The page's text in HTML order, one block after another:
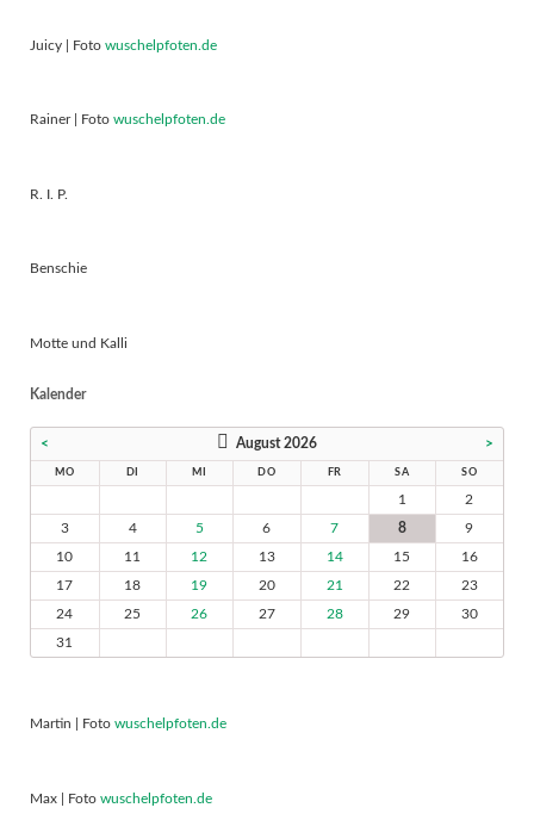
Juicy | Foto wuschelpfoten.de
Rainer | Foto wuschelpfoten.de
R. I. P.
Benschie
Motte und Kalli
Kalender
< August 2026 >
MO DI MI DO FR SA SO
1
2
3
4 5 6 7 8
9
10
11 12 13 14 15
16
17
18 19 20 21 22
23
24
25 26 27 28 29
30
31
Martin | Foto wuschelpfoten.de
Max | Foto wuschelpfoten.de